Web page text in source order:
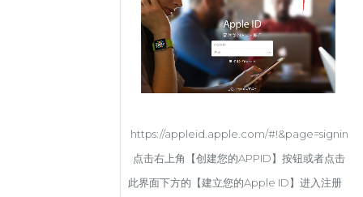
https://appleid.apple.com/#!&page=signin
点击右上角【创建您的APPID】按钮或者点击
此界面下方的【建立您的Apple ID】进入注册